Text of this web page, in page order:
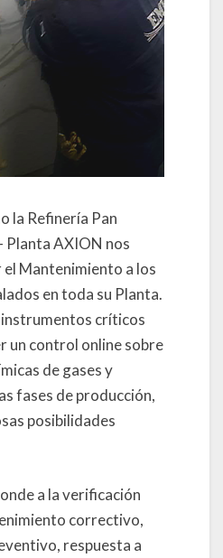
la Refinería Pan
Planta AXION nos
Mantenimiento a los
en toda su Planta.
instrumentos críticos
un control online sobre
de gases y
fases de producción,
posibilidades
a la verificación
correctivo,
respuesta a